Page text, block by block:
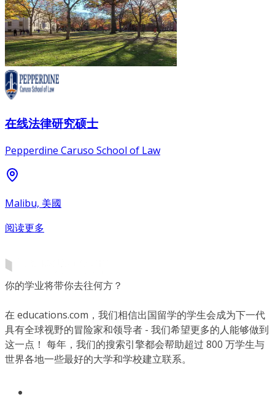
在线法律研究硕士
Pepperdine Caruso School of Law
Malibu, 美國
阅读更多
你的学业将带你去往何方？
在 educations.com，我们相信出国留学的学生会成为下一代
具有全球视野的冒险家和领导者 - 我们希望更多的人能够做到
这一点！ 每年，我们的搜索引擎都会帮助超过 800 万学生与
世界各地一些最好的大学和学校建立联系。